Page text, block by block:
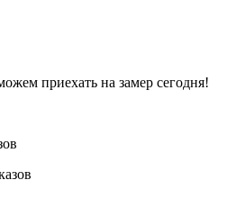
приехать на замер сегодня!